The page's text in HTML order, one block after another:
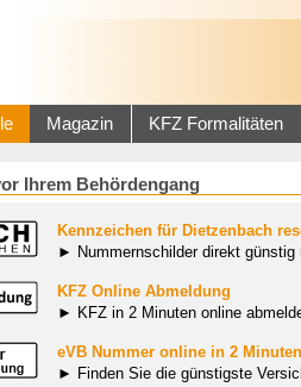
Magazin KFZ Formalitäten
Ihrem Behördengang
Kennzeichen für Dietzenbach
► Nummernschilder direkt günstig
KFZ Online Abmeldung
► KFZ in 2 Minuten online
eVB Nummer online in 2
► Finden Sie die günstigste